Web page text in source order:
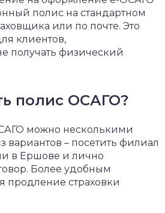
полис на стандартном
или по почте. Это
клиентов,
получать физический
полис ОСАГО?
можно несколькими
вариантов – посетить филиал
в Ершове и лично
Более удобным
продление страховки